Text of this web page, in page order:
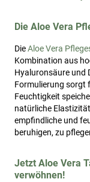
Die Aloe Vera
DieAloe Vera
Kombination aus
Hyaluronsäure und
Formulierung sorgt
Feuchtigkeit
natürliche
empfindliche und
beruhigen, zu
Jetzt Aloe Vera
verwöhnen!